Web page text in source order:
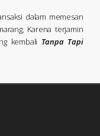
dalam memesan
Karena terjamin
kembali Tanpa Tapi